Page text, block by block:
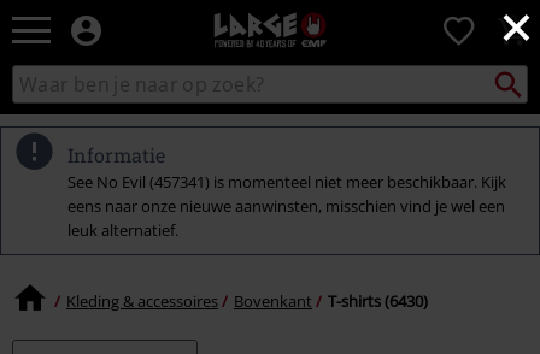
×
Large
–
Muziek-,
en
+
alternatieve
0
Zoek
in
catalogus
zoeken
Informatie
See No Evil (457341) is momenteel niet meer beschikbaar. Kijk
eens naar onze nieuwe aanwinsten, misschien vind je wel een
leuk alternatief.
Kleding & accessoires Bovenkant T-shirts (6430)